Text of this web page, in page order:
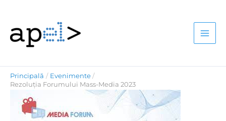
content
Principală
Evenimente
Rezoluția Forumului Mass-Media 2023